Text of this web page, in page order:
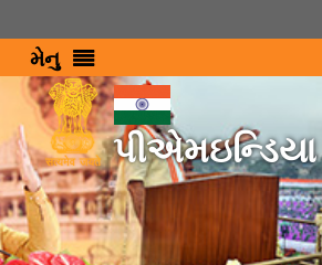
મેનુ
પીએમઇન્ડિયા